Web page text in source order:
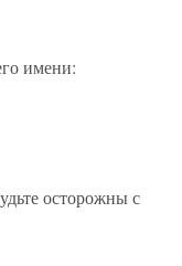
имени:
осторожны с